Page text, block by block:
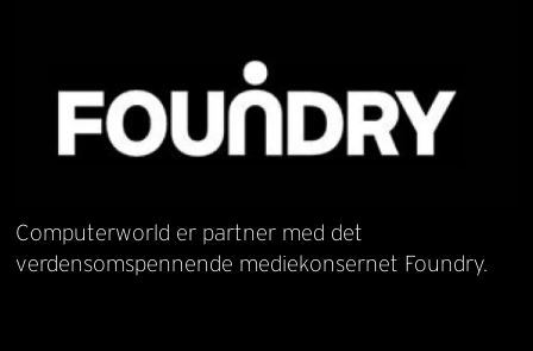
Computerworld er partner med det
verdensomspennende mediekonsernet Foundry.